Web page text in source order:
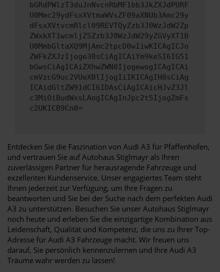
bGRdPWlzT3duJnNvcnRbMF1bb3JkZXJdPURF
U0Mmc29ydFsxXVtmaWVsZF09aXNUb3Amc29y
dFsxXVtvcmRlcl09REVTQyZzb3J0WzJdW2Zp
ZWxkXT1wcmljZSZzb3J0WzJdW29yZGVyXT1B
U0MmbGltaXQ9MjAmc2tpcD0wIiwKICAgICJo
ZWFkZXJzIjoge30sCiAgICAiYm9keSI6IG51
bGwsCiAgICAiZXhwZWN0IjogewogICAgICAi
cmVzcG9uc2VUeXBlIjogIiIKICAgIH0sCiAg
ICAidGltZW91dCI6IDAsCiAgICAicHJvZ3Jl
c3MiOiBudWxsLAogICAgInJpc2t5IjogZmFs
c2UKICB9Cn0=
Entdecken Sie die Faszination von Audi A3 für Pfaffenhofen,
und vertrauen Sie auf Autohaus Stiglmayr als Ihren
zuverlässigen Partner für herausragende Fahrzeuge und
exzellenten Kundenservice. Unser engagiertes Team steht
Ihnen jederzeit zur Verfügung, um Ihre Fragen zu
beantworten und Sie bei der Suche nach dem perfekten Audi
A3 zu unterstützen. Besuchen Sie unser Autohaus Stiglmayr
noch heute und erleben Sie die einzigartige Kombination aus
Leidenschaft, Qualität und Kompetenz, die uns zu Ihrer Top-
Adresse für Audi A3 Fahrzeuge macht. Wir freuen uns
darauf, Sie persönlich kennenzulernen und Ihre Audi A3
Träume wahr werden zu lassen!